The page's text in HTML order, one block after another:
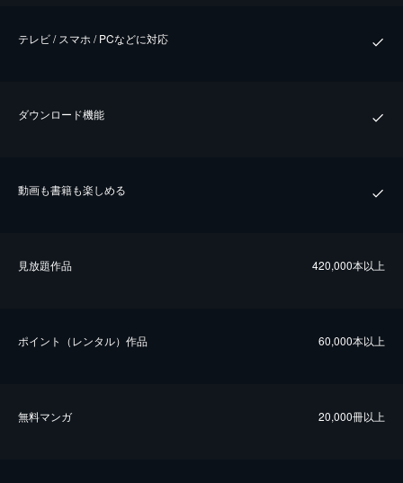
テレビ / スマホ / PCなどに対応
ダウンロード機能
動画も書籍も楽しめる
⾒放題作品 420,000本以上
ポイント（レンタル）作品 60,000本以上
無料マンガ 20,000冊以上